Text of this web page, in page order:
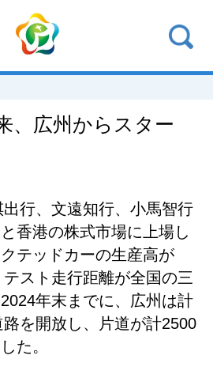
、広州からスター
行、文遠知行、小馬智行
香港の株式市場に上場し
テッドカーの生産高が
スト走行距離が全国の三
年末までに、広州は計
を開放し、片道が計2500
た。